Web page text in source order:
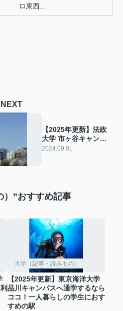
ロ東西...
NEXT
【2025年更新】法政
大学 市ヶ谷キャンパ
スの学生生活と物件探
2024.09.01
）”おすすめ記事
大学（記事・読みもの）
【2025年更新】東京海洋大学
品川キャンパスへ通学するなら
ココ！一人暮らしの学生におす
すめの駅